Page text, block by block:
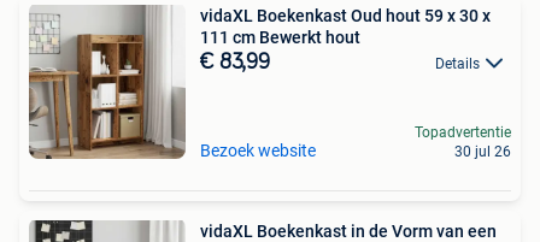
vidaXL Boekenkast Oud hout 59 x 30 x
111 cm Bewerkt hout
€ 83,99 Details
Bezoek website
Topadvertentie
30 jul 26
vidaXL Boekenkast in de Vorm van een